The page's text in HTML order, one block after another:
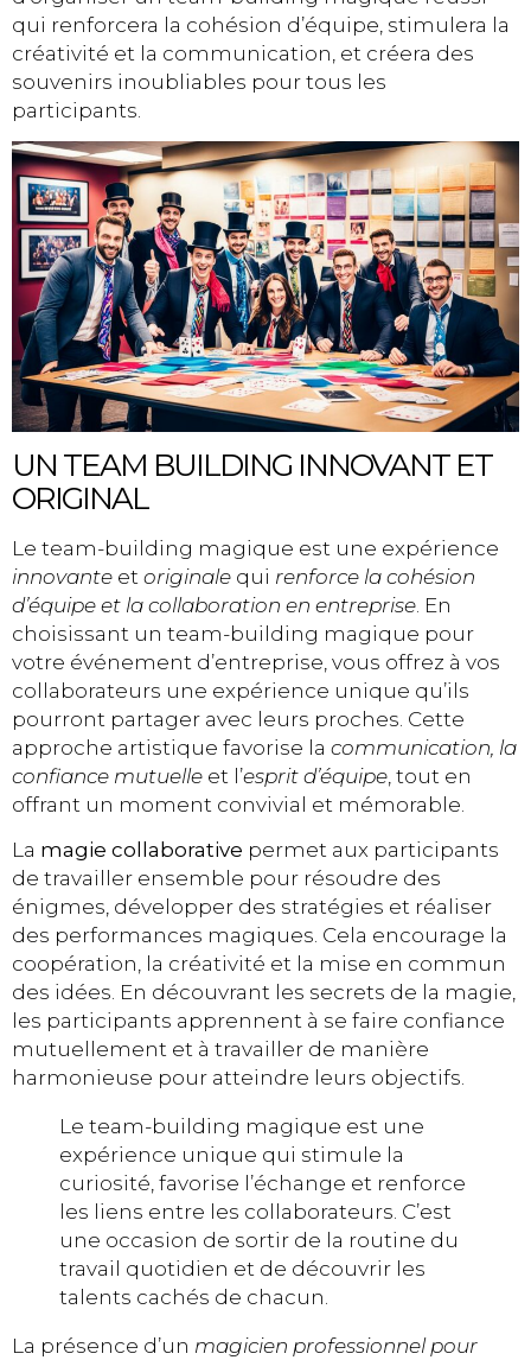
qui renforcera la cohésion d’équipe, stimulera la
créativité et la communication, et créera des
souvenirs inoubliables pour tous les
participants.
UN TEAM BUILDING INNOVANT ET
ORIGINAL
Le team-building magique est une expérience
innovante et originale qui renforce la cohésion
d’équipe et la collaboration en entreprise . En
choisissant un team-building magique pour
votre événement d’entreprise, vous offrez à vos
collaborateurs une expérience unique qu’ils
pourront partager avec leurs proches. Cette
approche artistique favorise la communication, la
confiance mutuelle et l’esprit d’équipe , tout en
offrant un moment convivial et mémorable.
La magie collaborative permet aux participants
de travailler ensemble pour résoudre des
énigmes, développer des stratégies et réaliser
des performances magiques. Cela encourage la
coopération, la créativité et la mise en commun
des idées. En découvrant les secrets de la magie,
les participants apprennent à se faire confiance
mutuellement et à travailler de manière
harmonieuse pour atteindre leurs objectifs.
Le team-building magique est une
expérience unique qui stimule la
curiosité, favorise l’échange et renforce
les liens entre les collaborateurs. C’est
une occasion de sortir de la routine du
travail quotidien et de découvrir les
talents cachés de chacun.
La présence d’un magicien professionnel pour